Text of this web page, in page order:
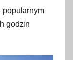
popularnym
godzin